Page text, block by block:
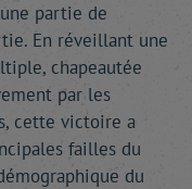
partie de
En réveillant une
chapeautée
par les
cette victoire a
failles du
du